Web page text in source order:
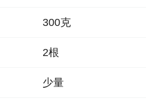
300克
2根
少量